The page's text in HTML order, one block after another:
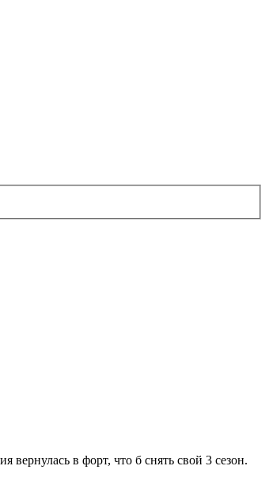
вернулась в форт, что б снять свой 3 сезон.